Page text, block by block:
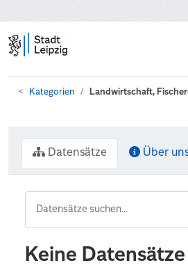
Kategorien Landwirtschaft,
Datensätze Über
Keine